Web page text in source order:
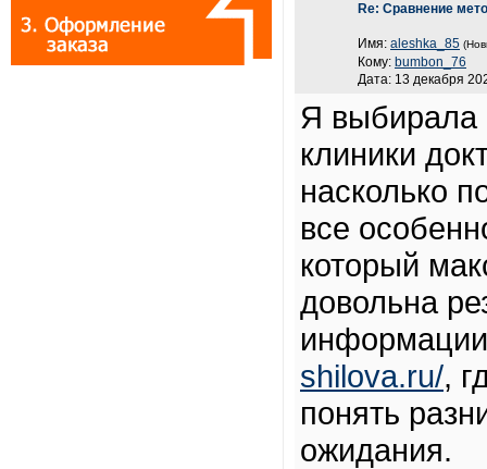
Re: Сравнение
Имя: aleshka_85
Кому: bumbon_76
Дата: 13 декабря
Я выбирала
клиники
насколько
все
который
довольна
shilova.ru/,
понять
ожидания.